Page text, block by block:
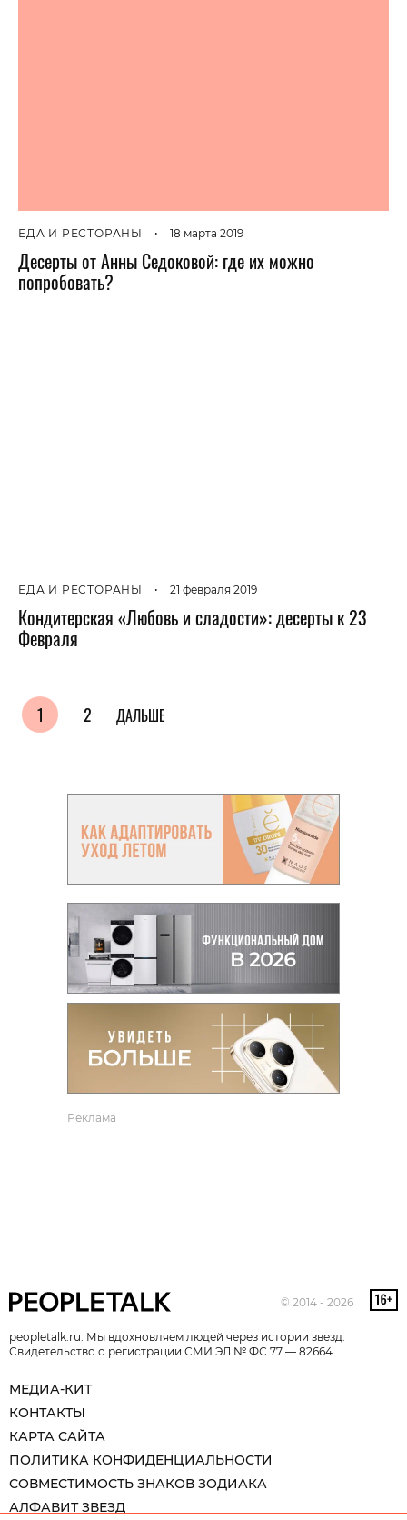
ЕДА И РЕСТОРАНЫ • 18 марта 2019
Десерты от Анны Седоковой: где их можно
попробовать?
ЕДА И РЕСТОРАНЫ • 21 февраля 2019
Кондитерская «Любовь и сладости»: десерты к 23
Февраля
1 2 ДАЛЬШЕ
Реклама
© 2014 - 2026
peopletalk.ru. Мы вдохновляем людей через истории звезд.
Свидетельство о регистрации СМИ ЭЛ № ФС 77 — 82664
МЕДИА-КИТ
КОНТАКТЫ
КАРТА САЙТА
ПОЛИТИКА КОНФИДЕНЦИАЛЬНОСТИ
СОВМЕСТИМОСТЬ ЗНАКОВ ЗОДИАКА
АЛФАВИТ ЗВЕЗД